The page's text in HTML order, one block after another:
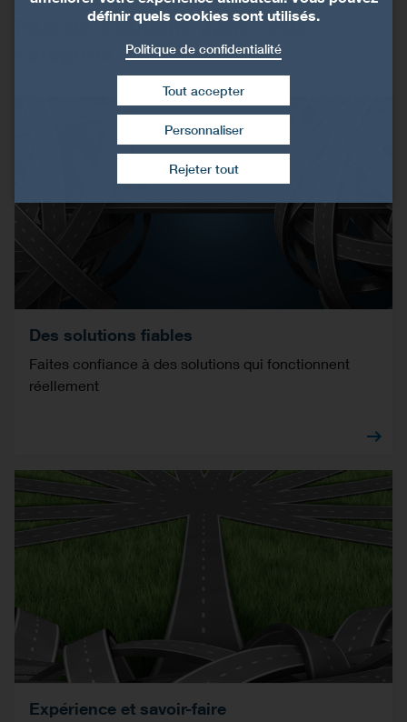
Plus de solutions dans cette
Des solutions fiables
Faites confiance à des solutions qui fonctionnent
réellement
Expérience et savoir-faire
définir quels cookies sont utilisés.
Politique de confidentialité
Rejeter tout
Tout accepter
Retirer le consentement
Personnaliser